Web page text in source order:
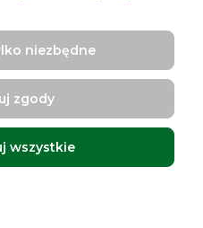
500 Sochaczew
Ecommercy.pl
niezbędne
zgody
wszystkie